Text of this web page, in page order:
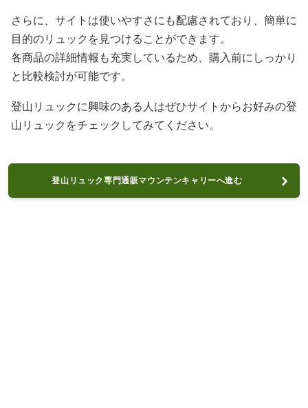
さらに、サイトは使いやすさにも配慮されており、簡単に
目的のリュックを見つけることができます。
各商品の詳細情報も充実しているため、購入前にしっかり
と比較検討が可能です。
登山リュックに興味のある人はぜひサイトからお好みの登
山リュックをチェックしてみてください。
登山リュック専門通販マウンテンキャリーへ進む